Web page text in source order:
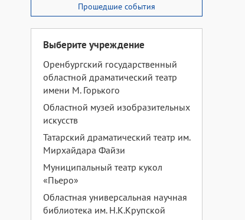
Прошедшие события
Выберите учреждение
Оренбургский государственный
областной драматический театр
имени М. Горького
Областной музей изобразительных
искусств
Татарский драматический театр им.
Мирхайдара Файзи
Муниципальный театр кукол
«Пьеро»
Областная универсальная научная
библиотека им. Н.К.Крупской